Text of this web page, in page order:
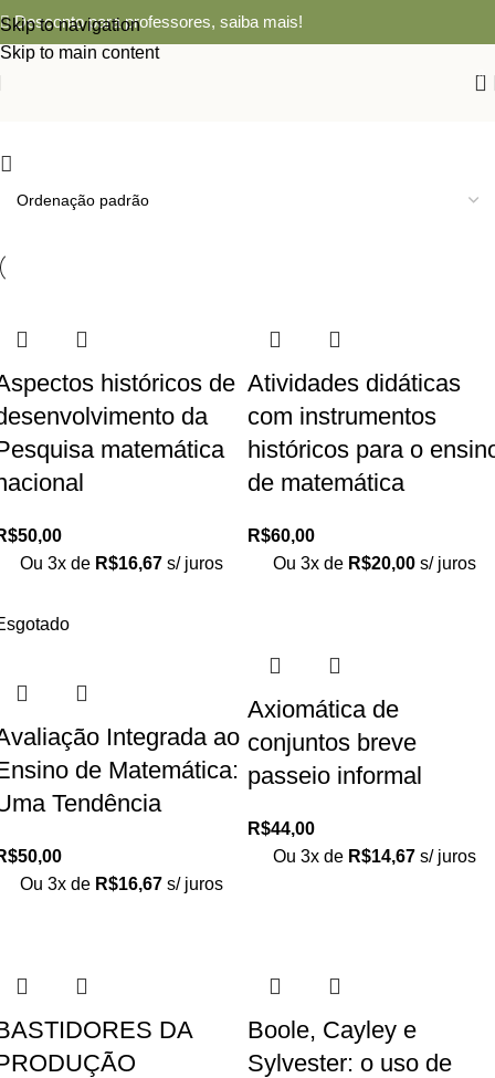
Skip to navigation
Skip to main content
Desconto para professores, saiba mais!
0
históricos de
da
matemática
50,00
Ou 3x de R$16,67 s/ juros
Atividades didáticas
com instrumentos
históricos para o
de matemática
R$60,00
Ou 3x de R$20,00 s/ juros
Integrada ao
de Matemática:
Tendência
50,00
Ou 3x de R$16,67 s/ juros
Axiomática de
conjuntos breve
passeio informal
R$44,00
Ou 3x de R$14,67 s/ juros
DA
Boole, Cayley e
Sylvester: o uso de